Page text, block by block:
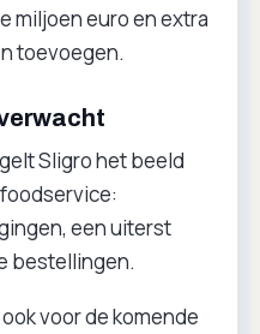
miljoen euro en extra
toevoegen.
Sligro het beeld
een uiterst
bestellingen.
voor de komende